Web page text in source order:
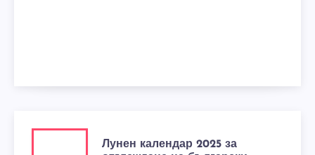
Лунен календар 2025 за